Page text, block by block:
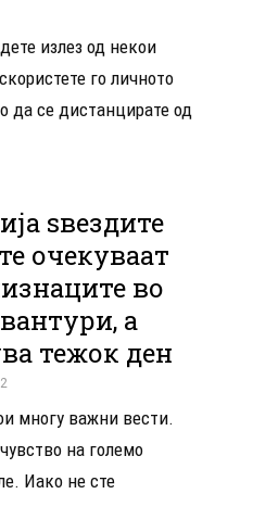
излез од некои
го личното
да се дистанцирате од
ѕвездите
очекуваат
во
а
тежок ден
многу важни вести.
на големо
Иако не сте